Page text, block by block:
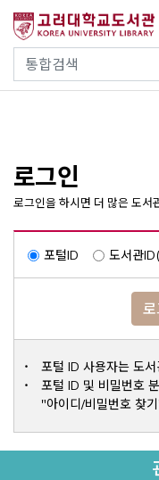
건
통합검색
사이트내 검색
로그인
로그인을 하시면 더 많은 도서
포털ID 도서관
포털 ID 사용자는 도
포털 ID 및 비밀번호
"아이디/비밀번호 찾